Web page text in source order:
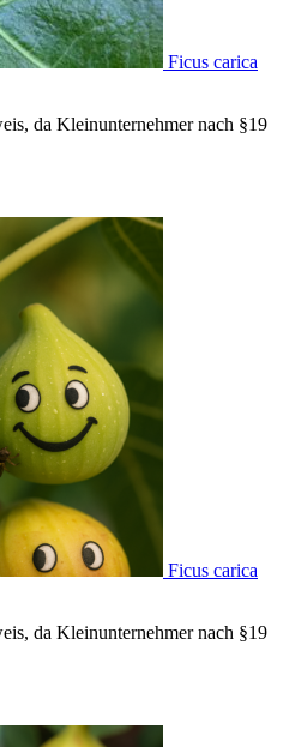
Ficus carica
da Kleinunternehmer nach §19
Ficus carica
da Kleinunternehmer nach §19